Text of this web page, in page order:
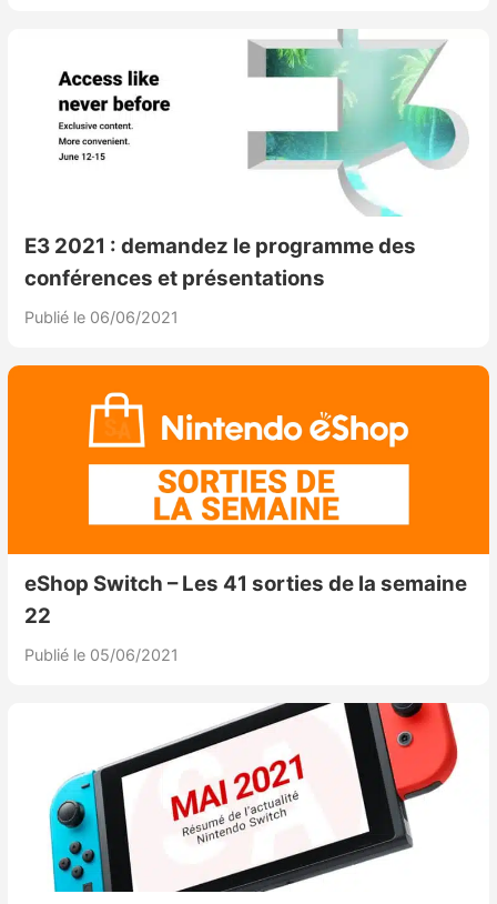
E3 2021 : demandez le programme des
conférences et présentations
Publié le 06/06/2021
eShop Switch – Les 41 sorties de la semaine
22
Publié le 05/06/2021